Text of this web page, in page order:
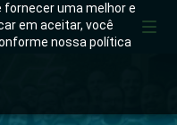
uma melhor e
em aceitar, você
nossa política